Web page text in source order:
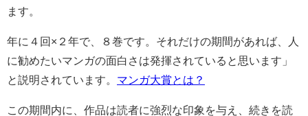
ます。
年に４回×２年で、８巻です。それだけの期間があれば、人
に勧めたいマンガの面白さは発揮されていると思います」
と説明されています。 マンガ大賞とは？
この期間内に、作品は読者に強烈な印象を与え、続きを読